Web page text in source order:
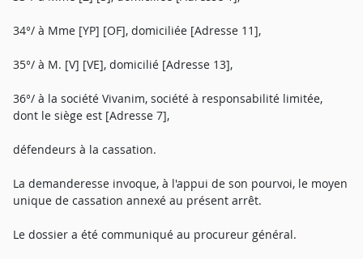
34°/ à Mme [YP] [OF], domiciliée [Adresse 11],
35°/ à M. [V] [VE], domicilié [Adresse 13],
36°/ à la société Vivanim, société à responsabilité limitée,
dont le siège est [Adresse 7],
défendeurs à la cassation.
La demanderesse invoque, à l'appui de son pourvoi, le moyen
unique de cassation annexé au présent arrêt.
Le dossier a été communiqué au procureur général.